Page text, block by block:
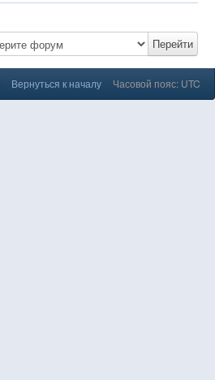
Перейти
Вернуться к началу Часовой пояс: UTC